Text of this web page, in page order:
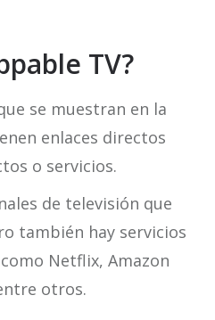
TV?
se muestran en la
enlaces directos
o servicios.
de televisión que
también hay servicios
Netflix, Amazon
otros.